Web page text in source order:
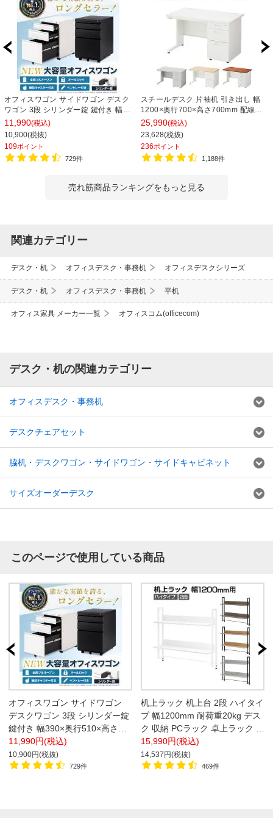
オフィスワゴン サイドワゴン デスク
ワゴン 3段 シリンダー錠 鍵付き 幅
390×奥行510×高さ600mm【ホワイ
ト・ブラック】
11,990(税込)
10,900(税抜)
109ポイント
729件
スチールデスク 片袖机 引き出し 幅
1200×奥行700×高さ700mm 配線穴
事務机 ビジネスデスク
25,990(税込)
23,628(税抜)
236ポイント
1,188件
売れ筋商品ランキングをもっと見る
関連カテゴリー
デスク・机 オフィスデスク・事務机 オフィスデスクシリーズ
デスク・机 オフィスデスク・事務机 平机
オフィス家具 メーカー一覧 オフィスコム(officecom)
デスク・机の関連カテゴリー
オフィスデスク・事務机
デスクチェアセット
脇机・デスクワゴン・サイドワゴン・サイドキャビネット
サイズオーダーデスク
このページで使用している商品
オフィスワゴン サイドワゴン
デスクワゴン 3段 シリンダー錠
鍵付き 幅390×奥行510×高さ
600mm【ホワイト・ブラック】
11,990円(税込)
10,900円(税抜)
729件
机上ラック 机上台 2段 ハイタイ
プ 幅1200mm 耐荷重20kg デス
ク 収納 PCラック 卓上ラック モ
ニター台 デスク棚 書類棚 A4対
応
15,990円(税込)
14,537円(税抜)
469件